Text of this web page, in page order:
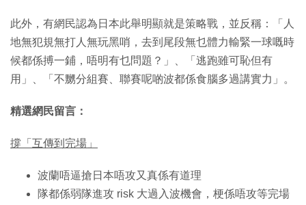
此外，有網民認為日本此舉明顯就是策略戰，並反稱：「人
地無犯規無打人無玩黑哨，去到尾段無乜體力輸緊一球嘅時
候都係搏一鋪，唔明有乜問題？」、「逃跑雖可恥但有
用」、「不嬲分組賽、聯賽呢啲波都係食腦多過講實力」。
精選網民留言：
撐「互傳到完場」
波蘭唔逼搶日本唔攻又真係有道理
隊都係弱隊進攻 risk 大過入波機會，梗係唔攻等完場